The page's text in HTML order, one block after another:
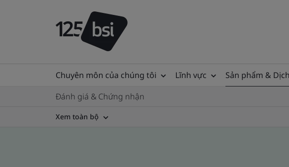
Chuyên môn của chúng tôi Lĩnh vực Sản phẩm &
Đánh giá & Chứng nhận
Xem toàn bộ